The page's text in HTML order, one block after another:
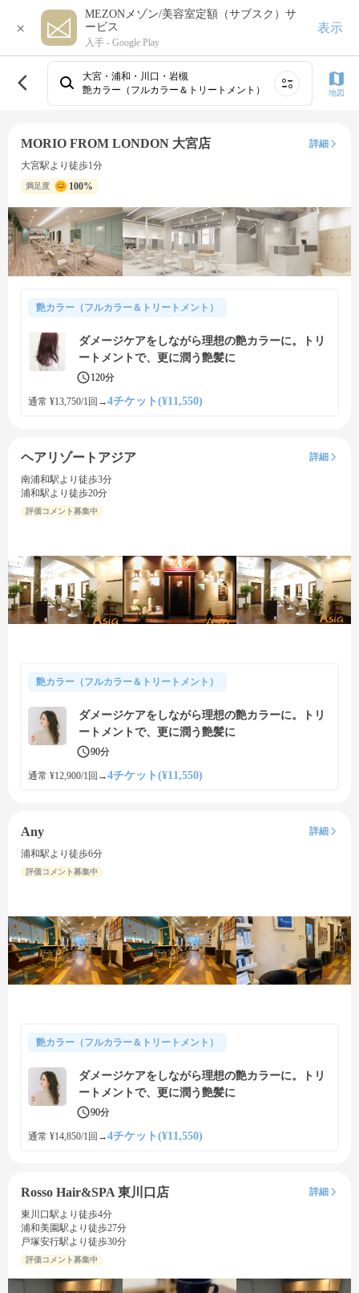
×
MEZONメゾン/美容室定額（サブスク）サ
ービス
入手 - Google Play
表示
大宮・浦和・川口・岩槻
艶カラー（フルカラー＆トリートメント）
地図
MORIO FROM LONDON 大宮店
詳細
大宮駅より徒歩1分
満足度 100%
艶カラー（フルカラー＆トリートメント）
ダメージケアをしながら理想の艶カラーに。トリ
ートメントで、更に潤う艶髪に
120分
通常 ¥13,750/1回 →4チケット(¥11,550)
ヘアリゾートアジア
詳細
南浦和駅より徒歩3分
浦和駅より徒歩20分
評価コメント募集中
艶カラー（フルカラー＆トリートメント）
ダメージケアをしながら理想の艶カラーに。トリ
ートメントで、更に潤う艶髪に
90分
通常 ¥12,900/1回 →4チケット(¥11,550)
Any
詳細
浦和駅より徒歩6分
評価コメント募集中
艶カラー（フルカラー＆トリートメント）
ダメージケアをしながら理想の艶カラーに。トリ
ートメントで、更に潤う艶髪に
90分
通常 ¥14,850/1回 →4チケット(¥11,550)
Rosso Hair&SPA 東川口店
詳細
東川口駅より徒歩4分
浦和美園駅より徒歩27分
戸塚安行駅より徒歩30分
評価コメント募集中